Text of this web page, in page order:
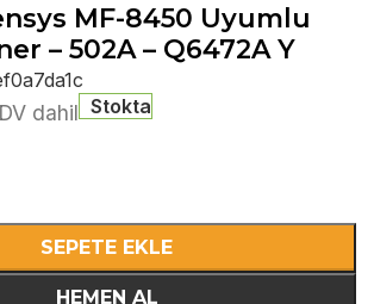
MF-8450 Uyumlu
– 502A – Q6472A Y
dahil Stokta
SEPETE EKLE
HEMEN AL